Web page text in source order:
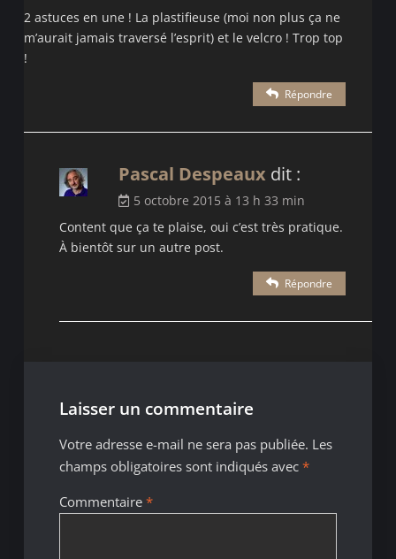
2 astuces en une ! La plastifieuse (moi non plus ça ne
m’aurait jamais traversé l’esprit) et le velcro ! Trop top
!
Répondre
Pascal Despeaux dit :
5 octobre 2015 à 13 h 33 min
Content que ça te plaise, oui c’est très pratique.
À bientôt sur un autre post.
Répondre
Laisser un commentaire
Votre adresse e-mail ne sera pas publiée. Les
champs obligatoires sont indiqués avec *
Commentaire *